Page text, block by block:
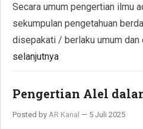
Secara umum pengertian ilmu
sekumpulan pengetahuan
disepakati / berlaku umum dan
selanjutnya
Pengertian Alel
Posted by AR Kanal — 5 Juli 2025